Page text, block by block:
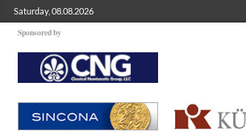
Saturday, 08.08.2026
Sponsored by